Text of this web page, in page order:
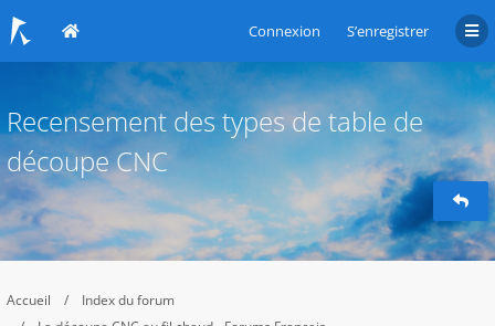
Connexion S’enregistrer
Recensement des types de table de
découpe CNC
Accueil
Index du forum